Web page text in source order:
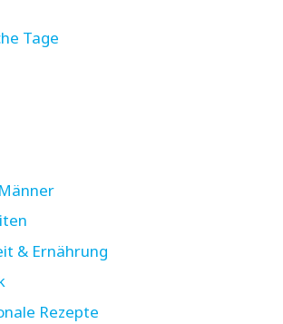
Tage
& Ernährung
Rezepte